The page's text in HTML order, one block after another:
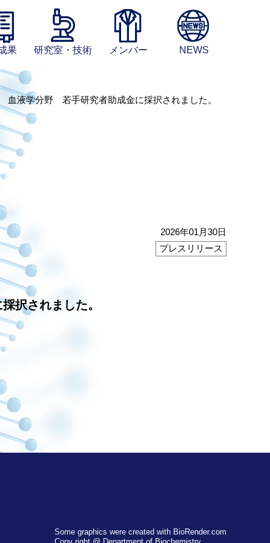
果 研究室・技術 メンバー NEWS
液学分野 若手研究者助成金に採択されました。
2026年01月30日
プレスリリース
択されました。
Some graphics were created with BioRender.com